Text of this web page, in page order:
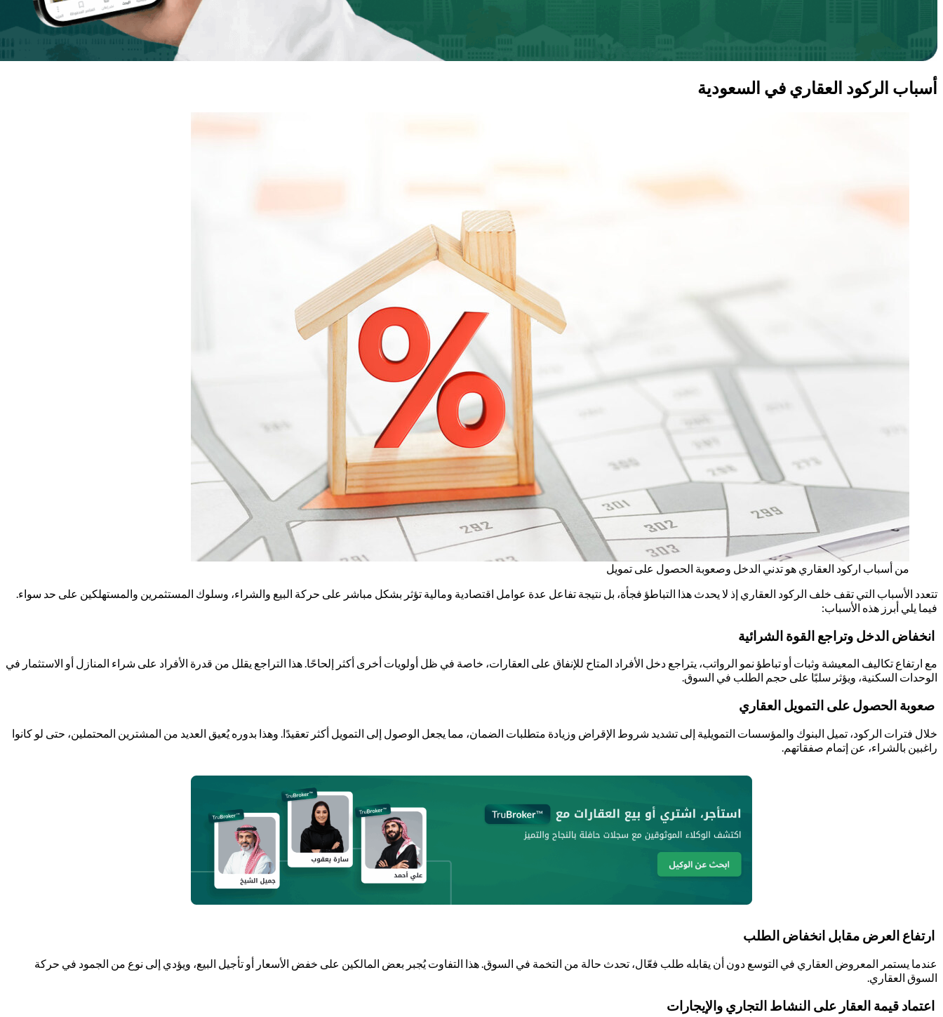
أسباب الركود العقاري في السعودية
من أسباب اركود العقاري هو تدني الدخل وصعوبة الحصول على تمويل
تتعدد الأسباب التي تقف خلف الركود العقاري إذ لا يحدث هذا التباطؤ فجأة، بل نتيجة تفاعل عدة عوامل اقتصادية ومالية تؤثر بشكل مباشر على حركة البيع والشراء، وسلوك المستثمرين والمستهلكين على حد سواء.
فيما يلي أبرز هذه الأسباب:
انخفاض الدخل وتراجع القوة الشرائية
مع ارتفاع تكاليف المعيشة وثبات أو تباطؤ نمو الرواتب، يتراجع دخل الأفراد المتاح للإنفاق على العقارات، خاصة في ظل أولويات أخرى أكثر إلحاحًا. هذا التراجع يقلل من قدرة الأفراد على شراء المنازل أو الاستثمار في
الوحدات السكنية، ويؤثر سلبًا على حجم الطلب في السوق.
صعوبة الحصول على التمويل العقاري
خلال فترات الركود، تميل البنوك والمؤسسات التمويلية إلى تشديد شروط الإقراض وزيادة متطلبات الضمان، مما يجعل الوصول إلى التمويل أكثر تعقيدًا. وهذا بدوره يُعيق العديد من المشترين المحتملين، حتى لو كانوا
راغبين بالشراء، عن إتمام صفقاتهم.
ارتفاع العرض مقابل انخفاض الطلب
عندما يستمر المعروض العقاري في التوسع دون أن يقابله طلب فعّال، تحدث حالة من التخمة في السوق. هذا التفاوت يُجبر بعض المالكين على خفض الأسعار أو تأجيل البيع، ويؤدي إلى نوع من الجمود في حركة
السوق العقاري.
اعتماد قيمة العقار على النشاط التجاري والإيجارات